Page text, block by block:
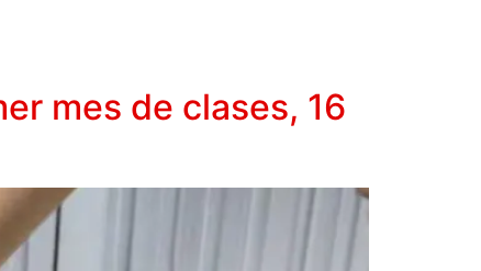
mes de clases, 16